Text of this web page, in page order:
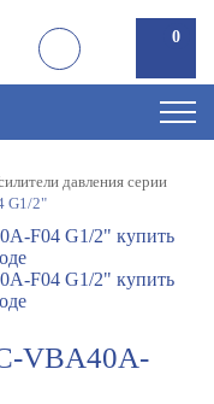
0
давления серии
G1/2"
VBA40A-